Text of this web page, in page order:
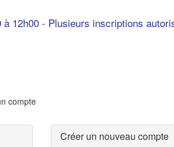
12h00 - Plusieurs inscriptions
compte
Créer un nouveau compte